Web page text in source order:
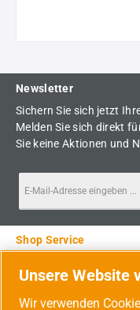
Newsletter
Sichern Sie sich jetzt
Melden Sie sich direkt
Sie keine Aktionen und
Service-Hotline
Shop Service
Rechtliche Hinweise
Unsere Website
Wir verwenden